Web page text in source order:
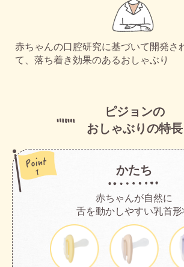
赤ちゃんの口腔研究に基づいて開発さ
て、落ち着き効果のあるおしゃぶり
ピジョンの
おしゃぶりの特長
かたち
赤ちゃんが自然に
舌を動かしやすい乳首形